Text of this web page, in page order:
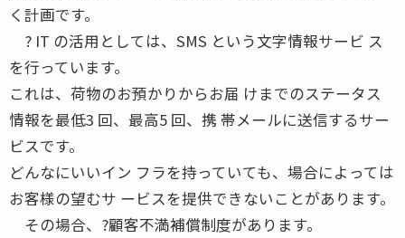
く計画です。
? IT の活用としては、SMS という文字情報サービ ス
を行っています。
これは、荷物のお預かりからお届 けまでのステータス
情報を最低3 回、最高5 回、携 帯メールに送信するサー
ビスです。
どんなにいいイン フラを持っていても、場合によっては
お客様の望むサ ービスを提供できないことがあります。
その場合、?顧客不満補償制度があります。